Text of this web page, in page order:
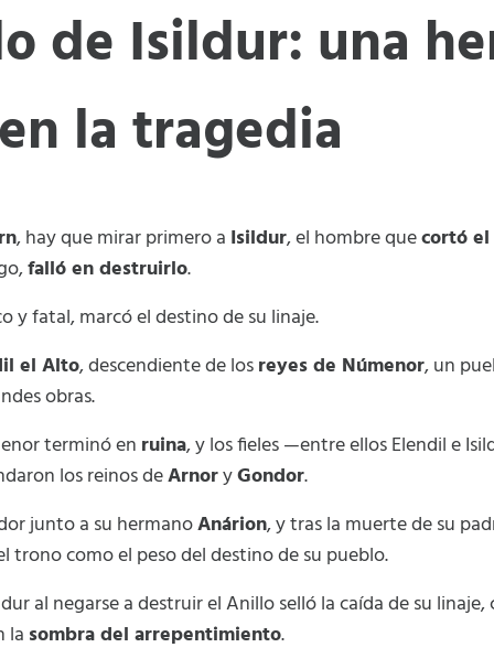
de Isildur: una
la tragedia
, hay que mirar primero a Isildur, el hombre quecortó
falló en destruirlo.
y fatal, marcó el destino de su linaje.
el Alto, descendiente de losreyes de Númenor, un
obras.
terminó en ruina, y los fieles —entre ellos Elendil e
los reinos deArnoryGondor.
junto a su hermanoAnárion, y tras la muerte de su
trono como el peso del destino de su pueblo.
al negarse a destruir el Anillo selló la caída de su
la sombra del arrepentimiento.